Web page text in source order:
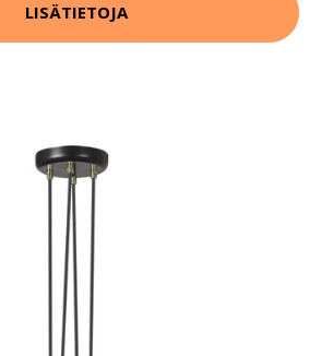
LISÄTIETOJA